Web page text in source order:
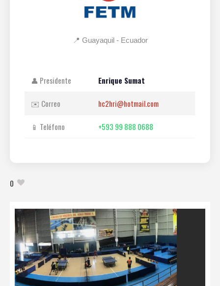
📍 Guayaquil - Ecuador
👤 Presidente Enrique Sumat
✉️ Correo hc2hri@hotmail.com
📱 Teléfono +593 99 888 0688
0